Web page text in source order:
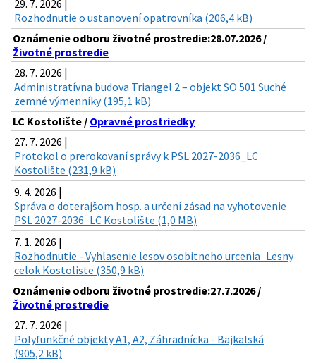
29. 7. 2026 |
Rozhodnutie o ustanovení opatrovníka (206,4 kB)
Oznámenie odboru životné prostredie:28.07.2026 /
Životné prostredie
28. 7. 2026 |
Administratívna budova Triangel 2 – objekt SO 501 Suché
zemné výmenníky (195,1 kB)
LC Kostolište / Opravné prostriedky
27. 7. 2026 |
Protokol o prerokovaní správy k PSL 2027-2036_LC
Kostolište (231,9 kB)
9. 4. 2026 |
Správa o doterajšom hosp. a určení zásad na vyhotovenie
PSL 2027-2036_LC Kostolište (1,0 MB)
7. 1. 2026 |
Rozhodnutie - Vyhlasenie lesov osobitneho urcenia_Lesny
celok Kostoliste (350,9 kB)
Oznámenie odboru životné prostredie:27.7.2026 /
Životné prostredie
27. 7. 2026 |
Polyfunkčné objekty A1, A2, Záhradnícka - Bajkalská
(905,2 kB)